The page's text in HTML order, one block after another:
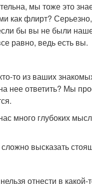
мы тоже это
как флирт?
бы вы не были
равно, ведь есть вы.
то из ваших
нее ответить? Мы
много глубоких
высказать
отнести в